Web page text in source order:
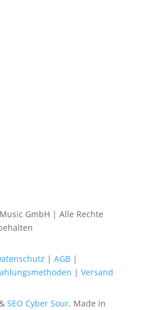
GmbH | Alle Rechte
| AGB|
|Versand
SEO Cyber Sour. Made in